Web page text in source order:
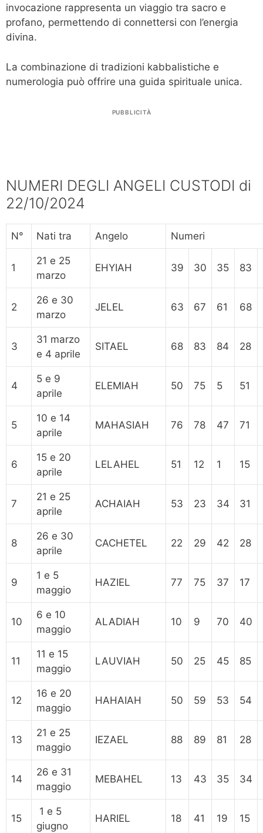
invocazione rappresenta un viaggio tra sacro e
profano, permettendo di connettersi con l’energia
divina.
La combinazione di tradizioni kabbalistiche e
numerologia può offrire una guida spirituale unica.
PUBBLICITÀ
NUMERI DEGLI ANGELI CUSTODI di
22/10/2024
N° Nati tra Angelo Numeri
1
21 e 25
marzo
EHYIAH 39 30 35 83
2
26 e 30
marzo
JELEL 63 67 61 68
3
31 marzo
e 4 aprile
SITAEL 68 83 84 28
4
5 e 9
aprile
ELEMIAH 50 75 5 51
5
10 e 14
aprile
MAHASIAH 76 78 47 71
6
15 e 20
aprile
LELAHEL 51 12 1 15
7
21 e 25
aprile
ACHAIAH 53 23 34 31
8
26 e 30
aprile
CACHETEL 22 29 42 28
9
1 e 5
maggio
HAZIEL 77 75 37 17
10
6 e 10
maggio
ALADIAH 10 9 70 40
11
11 e 15
maggio
LAUVIAH 50 25 45 85
12
16 e 20
maggio
HAHAIAH 50 59 53 54
13
21 e 25
maggio
IEZAEL 88 89 81 28
14
26 e 31
maggio
MEBAHEL 13 43 35 34
15
1 e 5
giugno
HARIEL 18 41 19 15